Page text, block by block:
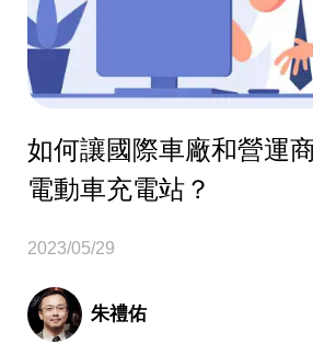
如何讓國際車廠和營運
電動車充電站？
2023/05/29
朱禮佑